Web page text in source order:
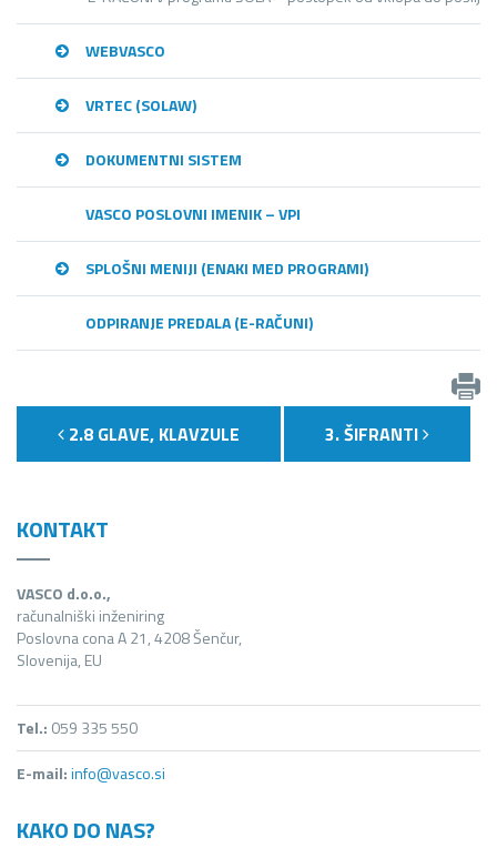
WEBVASCO
VRTEC (SOLAW)
DOKUMENTNI SISTEM
VASCO POSLOVNI IMENIK – VPI
SPLOŠNI MENIJI (ENAKI MED PROGRAMI)
ODPIRANJE PREDALA (E-RAČUNI)
2.8 GLAVE, KLAVZULE 3. ŠIFRANTI
KONTAKT
VASCO d.o.o.,
računalniški inženiring
Poslovna cona A 21, 4208 Šenčur,
Slovenija, EU
Tel.: 059 335 550
E-mail:info@vasco.si
KAKO DO NAS?